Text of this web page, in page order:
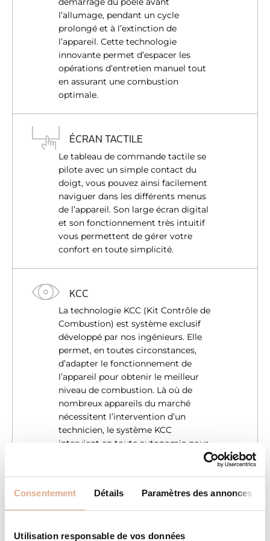
Consentement Détails Paramètres des annonces
Utilisation responsable de vos données
l’allumage, pendant un cycle
prolongé et à l’extinction de
l’appareil. Cette technologie
innovante permet d’espacer les
opérations d’entretien manuel tout
en assurant une combustion
optimale.
ÉCRAN TACTILE
Le tableau de commande tactile se
pilote avec un simple contact du
doigt, vous pouvez ainsi facilement
naviguer dans les différents menus
de l’appareil. Son large écran digital
et son fonctionnement très intuitif
vous permettent de gérer votre
confort en toute simplicité.
KCC
La technologie KCC (Kit Contrôle de
Combustion) est système exclusif
développé par nos ingénieurs. Elle
permet, en toutes circonstances,
d’adapter le fonctionnement de
l’appareil pour obtenir le meilleur
niveau de combustion. Là où de
nombreux appareils du marché
nécessitent l’intervention d’un
technicien, le système KCC
intervient en toute autonomie pour
combustible.